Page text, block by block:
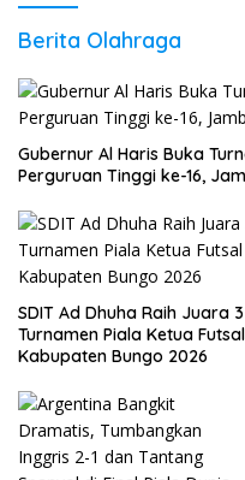
Berita Olahraga
Gubernur Al Haris Buka
Perguruan Tinggi ke-16,
SDIT Ad Dhuha Raih Juara 3
Turnamen Piala Ketua Futsal
Kabupaten Bungo 2026